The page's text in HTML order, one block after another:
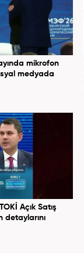
mikrofon
medyada
Açık Satış
detaylarını